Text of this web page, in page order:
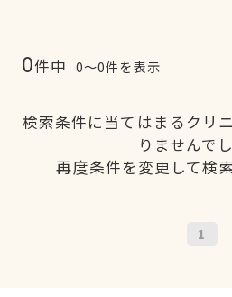
0件中 0〜0件を表示
検索条件に当てはまるクリ
りませんでし
再度条件を変更して検
1